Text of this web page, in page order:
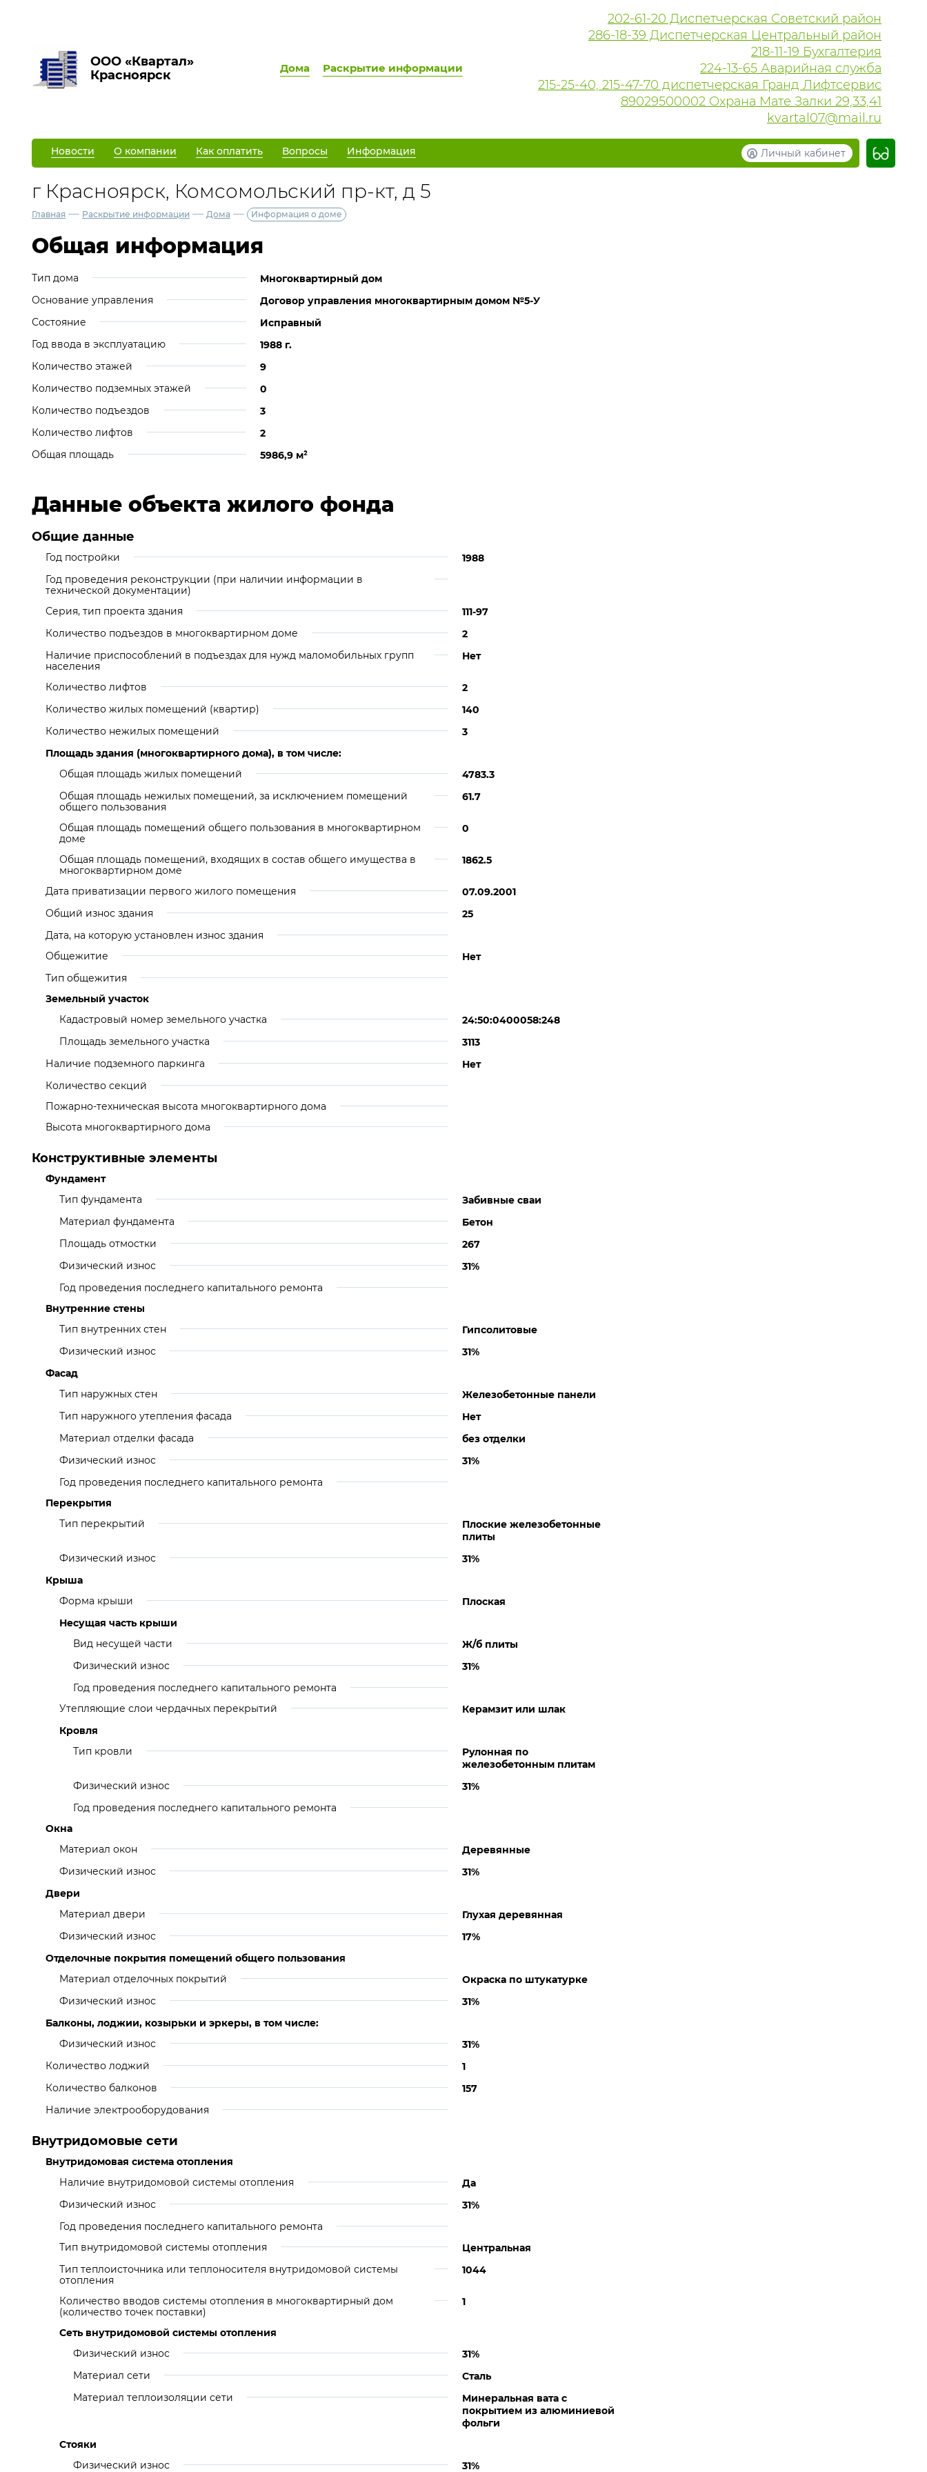
ООО «Квартал»
Красноярск
Дома Раскрытие информации
202-61-20 Диспетчерская Советский район
286-18-39 Диспетчерская Центральный район
218-11-19 Бухгалтерия
224-13-65 Аварийная служба
215-25-40, 215-47-70 диспетчерская Гранд Лифтсервис
89029500002 Охрана Мате Залки 29,33,41
kvartal07@mail.ru
Новости О компании Как оплатить Вопросы Информация Личный кабинет
г Красноярск, Комсомольский пр-кт, д 5
Главная — Раскрытие информации — Дома — Информация о доме
Общая информация
Тип дома
Многоквартирный дом
Основание управления
Договор управления многоквартирным домом №5-У
Состояние
Исправный
Год ввода в эксплуатацию
1988 г.
Количество этажей
9
Количество подземных этажей
0
Количество подъездов
3
Количество лифтов
2
Общая площадь
5986,9 м²
Данные объекта жилого фонда
Общие данные
Год постройки
1988
Год проведения реконструкции (при наличии информации в
технической документации)
Серия, тип проекта здания
111-97
Количество подъездов в многоквартирном доме
2
Наличие приспособлений в подъездах для нужд маломобильных групп
населения
Нет
Количество лифтов
2
Количество жилых помещений (квартир)
140
Количество нежилых помещений
3
Площадь здания (многоквартирного дома), в том числе:
Общая площадь жилых помещений
4783.3
Общая площадь нежилых помещений, за исключением помещений
общего пользования
61.7
Общая площадь помещений общего пользования в многоквартирном
доме
0
Общая площадь помещений, входящих в состав общего имущества в
многоквартирном доме
1862.5
Дата приватизации первого жилого помещения
07.09.2001
Общий износ здания
25
Дата, на которую установлен износ здания
Общежитие
Нет
Тип общежития
Земельный участок
Кадастровый номер земельного участка
24:50:0400058:248
Площадь земельного участка
3113
Наличие подземного паркинга
Нет
Количество секций
Пожарно-техническая высота многоквартирного дома
Высота многоквартирного дома
Конструктивные элементы
Фундамент
Тип фундамента
Забивные сваи
Материал фундамента
Бетон
Площадь отмостки
267
Физический износ
31%
Год проведения последнего капитального ремонта
Внутренние стены
Тип внутренних стен
Гипсолитовые
Физический износ
31%
Фасад
Тип наружных стен
Железобетонные панели
Тип наружного утепления фасада
Нет
Материал отделки фасада
без отделки
Физический износ
31%
Год проведения последнего капитального ремонта
Перекрытия
Тип перекрытий
Плоские железобетонные
плиты
Физический износ
31%
Крыша
Форма крыши
Плоская
Несущая часть крыши
Вид несущей части
Ж/б плиты
Физический износ
31%
Год проведения последнего капитального ремонта
Утепляющие слои чердачных перекрытий
Керамзит или шлак
Кровля
Тип кровли
Рулонная по
железобетонным плитам
Физический износ
31%
Год проведения последнего капитального ремонта
Окна
Материал окон
Деревянные
Физический износ
31%
Двери
Материал двери
Глухая деревянная
Физический износ
17%
Отделочные покрытия помещений общего пользования
Материал отделочных покрытий
Окраска по штукатурке
Физический износ
31%
Балконы, лоджии, козырьки и эркеры, в том числе:
Физический износ
31%
Количество лоджий
1
Количество балконов
157
Наличие электрооборудования
Внутридомовые сети
Внутридомовая система отопления
Наличие внутридомовой системы отопления
Да
Физический износ
31%
Год проведения последнего капитального ремонта
Тип внутридомовой системы отопления
Центральная
Тип теплоисточника или теплоносителя внутридомовой системы
отопления
1044
Количество вводов системы отопления в многоквартирный дом
(количество точек поставки)
1
Сеть внутридомовой системы отопления
Физический износ
31%
Материал сети
Сталь
Материал теплоизоляции сети
Минеральная вата с
покрытием из алюминиевой
фольги
Стояки
Физический износ
31%